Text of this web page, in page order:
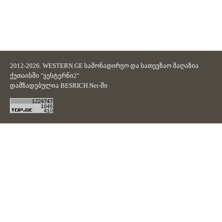
2012-2026. WESTERN.GE სამონადირეო და სათევზაო მაღაზია
ქუთაისში "ვესტერნი2"
დამზადებულია BESRICH.Net-ში